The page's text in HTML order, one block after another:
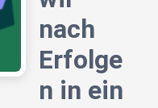
nach
Erfolge
n in ein